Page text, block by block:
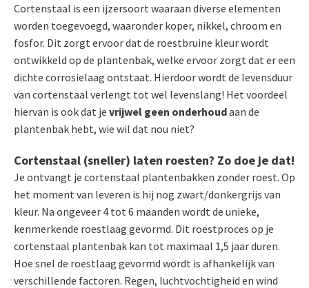
Cortenstaal is een ijzersoort waaraan diverse elementen
worden toegevoegd, waaronder koper, nikkel, chroom en
fosfor. Dit zorgt ervoor dat de roestbruine kleur wordt
ontwikkeld op de plantenbak, welke ervoor zorgt dat er een
dichte corrosielaag ontstaat. Hierdoor wordt de levensduur
van cortenstaal verlengt tot wel levenslang! Het voordeel
hiervan is ook dat je vrijwel geen onderhoudaan de
plantenbak hebt, wie wil dat nou niet?
Cortenstaal (sneller) laten roesten? Zo doe je dat!
Je ontvangt je cortenstaal plantenbakken zonder roest. Op
het moment van leveren is hij nog zwart/donkergrijs van
kleur. Na ongeveer 4 tot 6 maanden wordt de unieke,
kenmerkende roestlaag gevormd. Dit roestproces op je
cortenstaal plantenbak kan tot maximaal 1,5 jaar duren.
Hoe snel de roestlaag gevormd wordt is afhankelijk van
verschillende factoren. Regen, luchtvochtigheid en wind